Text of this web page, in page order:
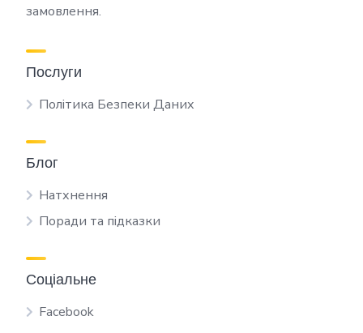
замовлення.
Послуги
Політика Безпеки Даних
Блог
Натхнення
Поради та підказки
Соціальне
Facebook